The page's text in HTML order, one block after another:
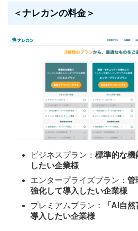
＜ナレカンの料金＞
ビジネスプラン： 標準的な機
したい企業様
エンタープライズプラン： 管
強化して導入したい企業様
プレミアムプラン：
「AI自
導入したい企業様